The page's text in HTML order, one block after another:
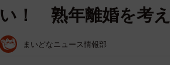
い！ 熟年離婚を考
まいどなニュース情報部